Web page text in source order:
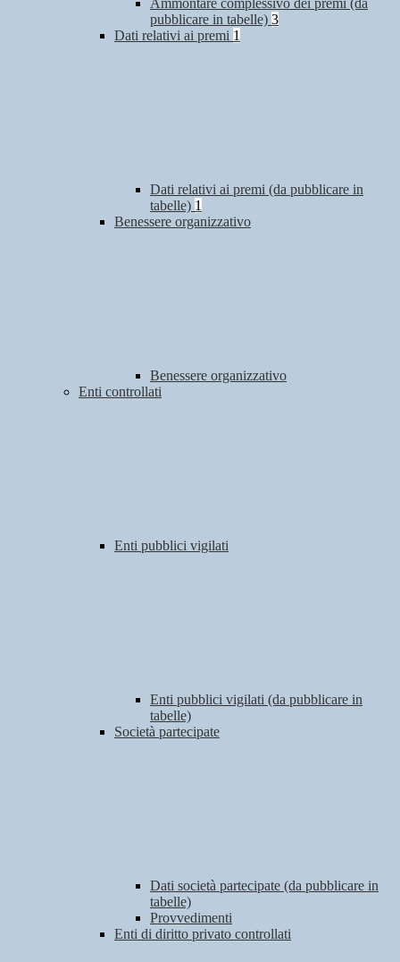
Ammontare complessivo dei premi (da
pubblicare in tabelle) 3
Dati relativi ai premi 1
Dati relativi ai premi (da pubblicare in
tabelle) 1
Benessere organizzativo
Benessere organizzativo
Enti controllati
Enti pubblici vigilati
Enti pubblici vigilati (da pubblicare in
tabelle)
Società partecipate
Dati società partecipate (da pubblicare in
tabelle)
Provvedimenti
Enti di diritto privato controllati